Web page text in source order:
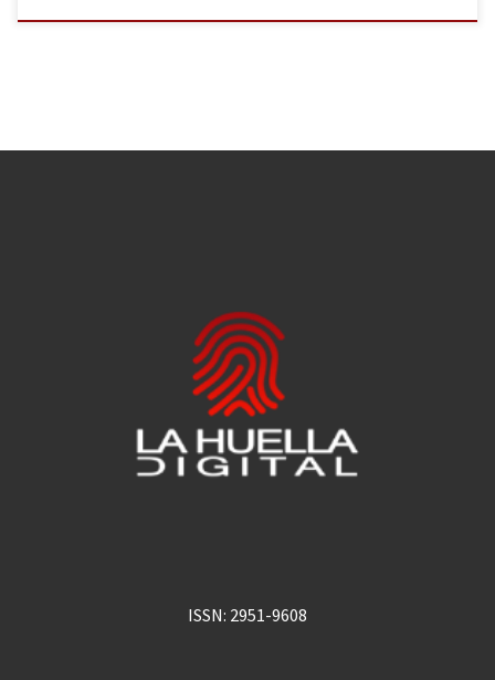
ISSN: 2951-9608